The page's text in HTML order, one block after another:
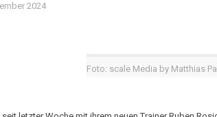
2024
Foto: scale Media by Matthias